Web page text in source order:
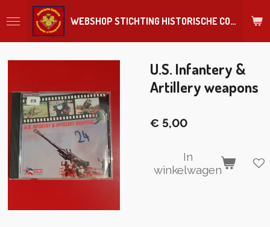
direct
WEBSHOP STICHTING HISTORISCHE COLLECTIE REGIMENT
U.S. Infantery &
Artillery weapons
€ 5,00
In
winkelwagen